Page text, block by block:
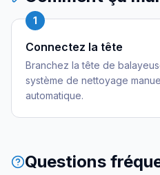
1
Connectez la tête
Branchez la tête de
système de nettoyage
automatique.
Questions